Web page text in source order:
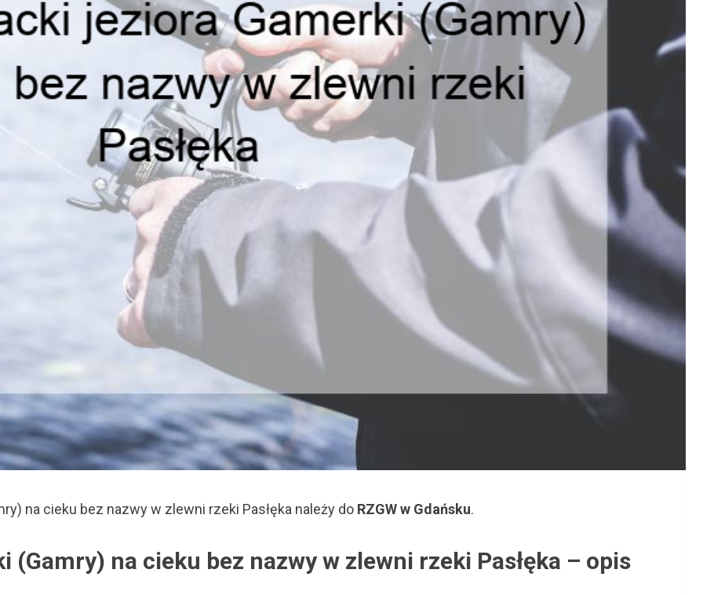
na cieku bez nazwy w zlewni rzeki Pasłęka należy do RZGW w Gdańsku.
(Gamry) na cieku bez nazwy w zlewni rzeki Pasłęka – opis